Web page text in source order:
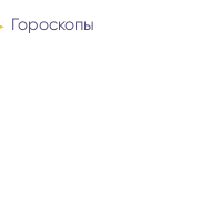
Гороскопы